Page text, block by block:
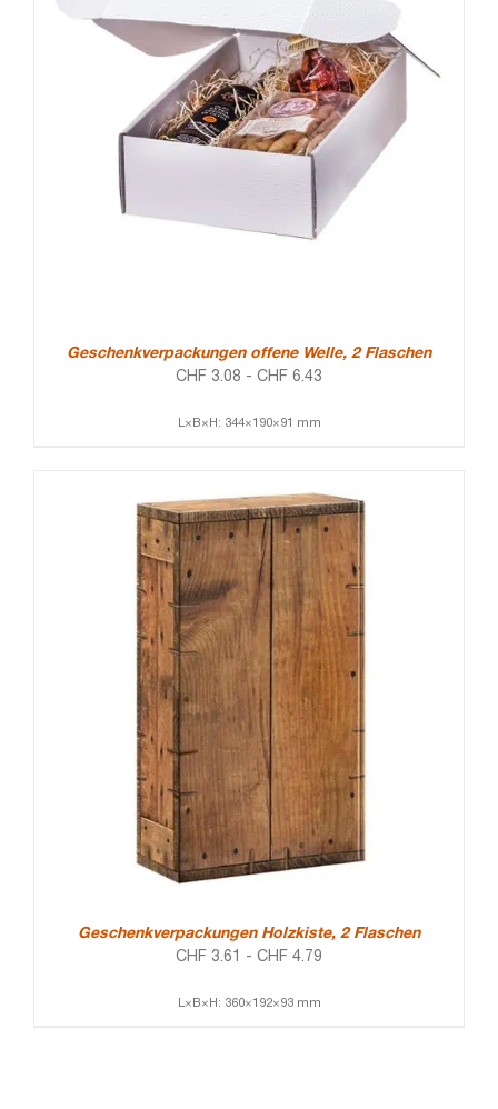
Geschenkverpackungen offene Welle, 2 Flaschen
CHF 3.08 - CHF 6.43
L×B×H: 344×190×91 mm
Geschenkverpackungen Holzkiste, 2 Flaschen
CHF 3.61 - CHF 4.79
L×B×H: 360×192×93 mm